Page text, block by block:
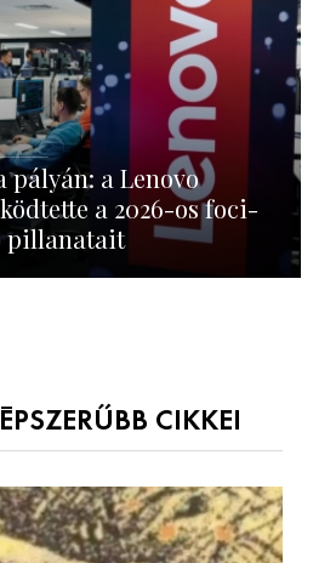
pályán: a Lenovo
a 2026-os foci-
pillanatait
CIKKEI